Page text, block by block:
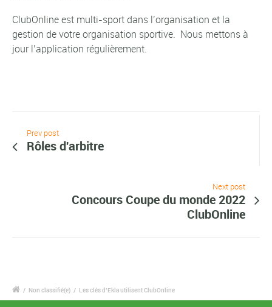
ClubOnline est multi-sport dans l’organisation et la
gestion de votre organisation sportive. Nous mettons à
jour l’application régulièrement.
Prev post
Rôles d'arbitre
Next post
Concours Coupe du monde 2022
ClubOnline
/ Non classifié(e) / Les clés d’Ekla utilisent ClubOnline